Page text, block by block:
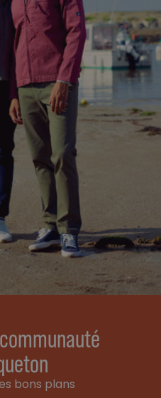
bons plans